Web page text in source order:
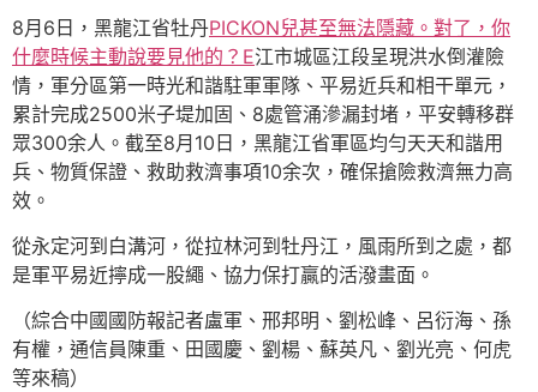
8月6日，黑龍江省牡丹PICKON兒甚至無法隱藏。對了，你
什麼時候主動說要見他的？E江市城區江段呈現洪水倒灌險
情，軍分區第一時光和諧駐軍軍隊、平易近兵和相干單元，
累計完成2500米子堤加固、8處管涌滲漏封堵，平安轉移群
眾300余人。截至8月10日，黑龍江省軍區均勻天天和諧用
兵、物質保證、救助救濟事項10余次，確保搶險救濟無力高
效。
從永定河到白溝河，從拉林河到牡丹江，風雨所到之處，都
是軍平易近擰成一股繩、協力保打贏的活潑畫面。
（綜合中國國防報記者盧軍、邢邦明、劉松峰、呂衍海、孫
有權，通信員陳重、田國慶、劉楊、蘇英凡、劉光亮、何虎
等來稿）